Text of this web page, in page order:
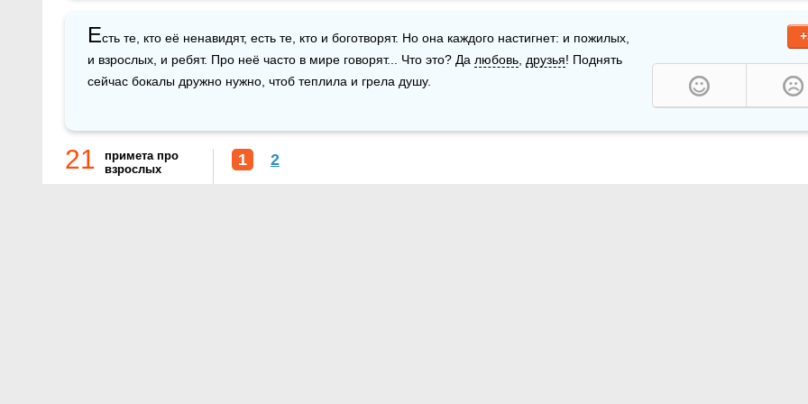
Есть те, кто её ненавидят, есть те, кто и боготворят. Но она каждого настигнет: и пожилых,
и взрослых, и ребят. Про неё часто в мире говорят... Что это? Да любовь друзья! Поднять
сейчас бокалы дружно нужно, чтоб теплила и грела душу.
21
примета про
взрослых
1 2